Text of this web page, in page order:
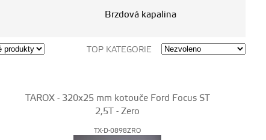
Brzdová kapalina
TOP KATEGORIE
TAROX - 320x25 mm kotouče Ford Focus ST
2,5T - Zero
TX-D-0898ZRO